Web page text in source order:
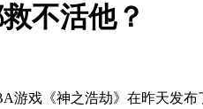
不活他？
戏《神之浩劫》在昨天发布